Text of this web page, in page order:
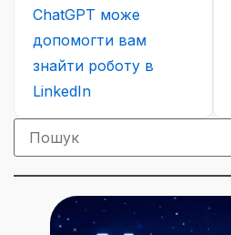
ChatGPT може
допомогти вам
знайти роботу в
LinkedIn